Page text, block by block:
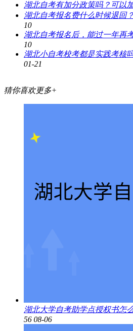
湖北自考有加分政策吗？可以
湖北自考报名费什么时候退回
10
湖北自考报名后，能过一年再
10
湖北小自考校考都是实践考核
01-21
猜你喜欢更多+
湖北大学自考助学点授权书怎
56 08-06